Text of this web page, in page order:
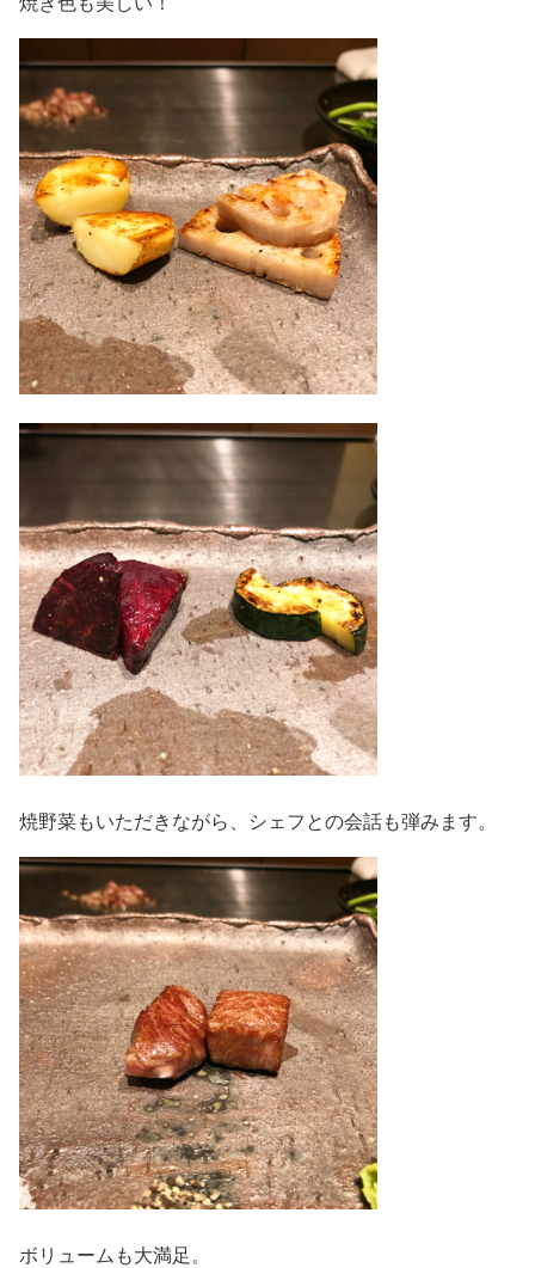
焼野菜もいただきながら、シェフとの会話も弾みます。
ボリュームも大満足。